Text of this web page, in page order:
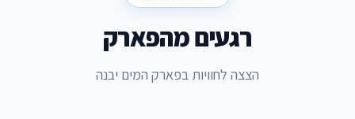
רגעים מהפארק
הצצה לחוויות בפארק המים יבנה